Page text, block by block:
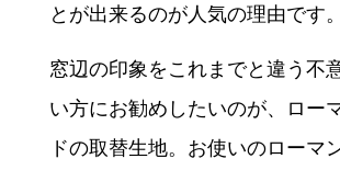
とが出来るのが人気の理由です。
窓辺の印象をこれまでと違う不
い方にお勧めしたいのが、ロー
ドの取替生地。お使いのローマ